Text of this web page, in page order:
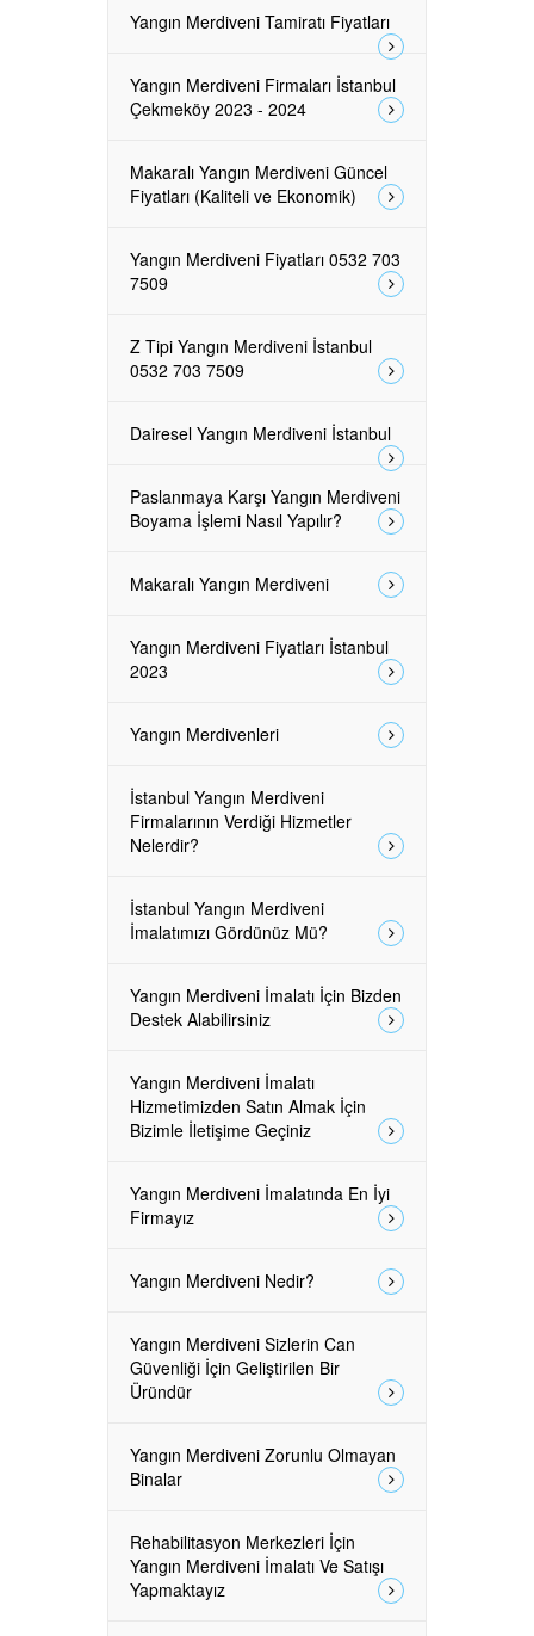
Yangın Merdiveni Tamiratı Fiyatları
Yangın Merdiveni Firmaları İstanbul
Çekmeköy 2023 - 2024
Makaralı Yangın Merdiveni Güncel
Fiyatları (Kaliteli ve Ekonomik)
Yangın Merdiveni Fiyatları 0532 703
7509
Z Tipi Yangın Merdiveni İstanbul
0532 703 7509
Dairesel Yangın Merdiveni İstanbul
Paslanmaya Karşı Yangın Merdiveni
Boyama İşlemi Nasıl Yapılır?
Makaralı Yangın Merdiveni
Yangın Merdiveni Fiyatları İstanbul
2023
Yangın Merdivenleri
İstanbul Yangın Merdiveni
Firmalarının Verdiği Hizmetler
Nelerdir?
İstanbul Yangın Merdiveni
İmalatımızı Gördünüz Mü?
Yangın Merdiveni İmalatı İçin Bizden
Destek Alabilirsiniz
Yangın Merdiveni İmalatı
Hizmetimizden Satın Almak İçin
Bizimle İletişime Geçiniz
Yangın Merdiveni İmalatında En İyi
Firmayız
Yangın Merdiveni Nedir?
Yangın Merdiveni Sizlerin Can
Güvenliği İçin Geliştirilen Bir
Üründür
Yangın Merdiveni Zorunlu Olmayan
Binalar
Rehabilitasyon Merkezleri İçin
Yangın Merdiveni İmalatı Ve Satışı
Yapmaktayız